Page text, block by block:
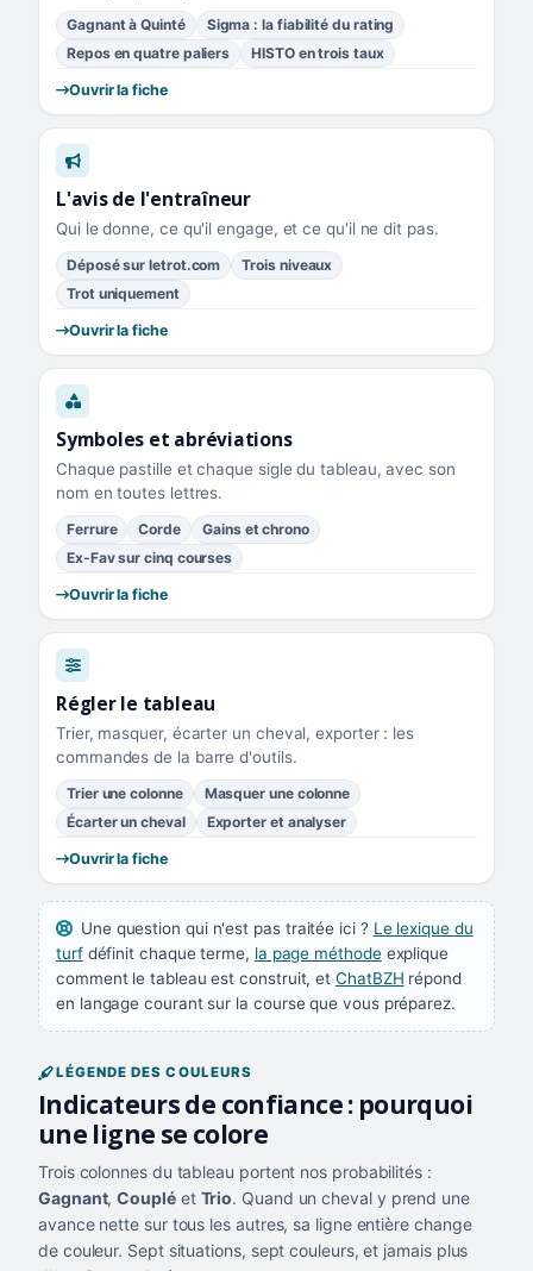
Gagnant à Quinté
Sigma : la fiabilité du rating
Repos en quatre paliers
HISTO en trois taux
Ouvrir la fiche
L'avis de l'entraîneur
Qui le donne, ce qu'il engage, et ce qu'il ne dit pas.
Déposé sur letrot.com
Trois niveaux
Trot uniquement
Ouvrir la fiche
Symboles et abréviations
Chaque pastille et chaque sigle du tableau, avec son
nom en toutes lettres.
Ferrure Corde
Gains et chrono
Ex-Fav sur cinq courses
Ouvrir la fiche
Régler le tableau
Trier, masquer, écarter un cheval, exporter : les
commandes de la barre d'outils.
Trier une colonne
Masquer une colonne
Écarter un cheval
Exporter et analyser
Ouvrir la fiche
Une question qui n'est pas traitée ici ? Le lexique du
turfdéfinit chaque terme, la page méthodeexplique
comment le tableau est construit, etChatBZH répond
en langage courant sur la course que vous préparez.
LÉGENDE DES COULEURS
Indicateurs de confiance : pourquoi
une ligne se colore
Trois colonnes du tableau portent nos probabilités :
Gagnant,Coupléet Trio. Quand un cheval y prend une
avance nette sur tous les autres, sa ligne entière change
de couleur. Sept situations, sept couleurs, et jamais plus